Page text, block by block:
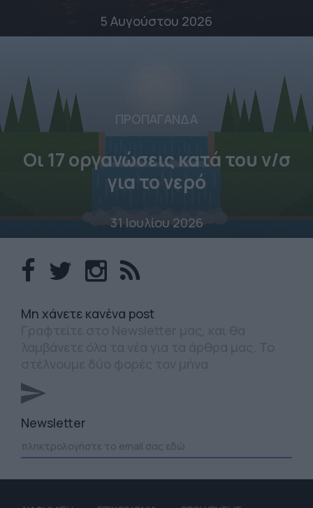
5 Αυγούστου 2026
ΠΡΟΠΑΓΑΝΔΑ
Οι 17 οργανώσεις κατά του ν/σ
για το νερό
31 Ιουλίου 2026
Mη χάνετε κανένα post
Newsletter